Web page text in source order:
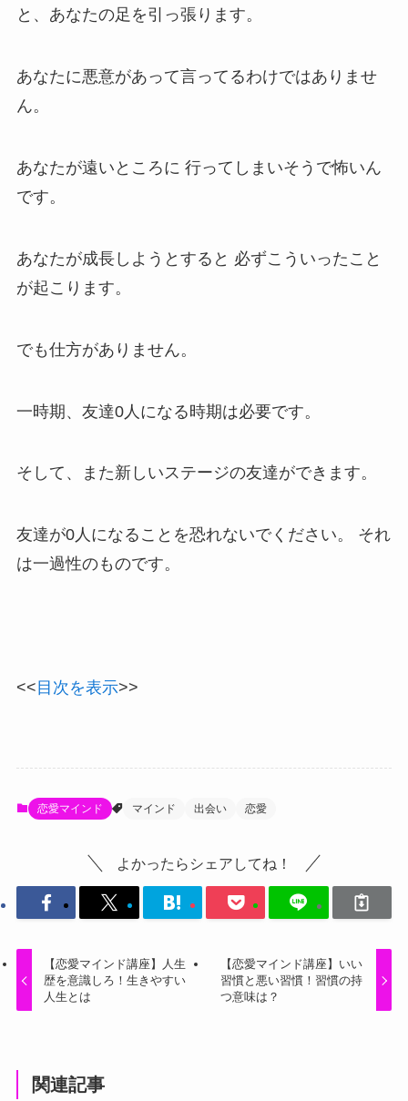
と、あなたの足を引っ張ります。
あなたに悪意があって言ってるわけではありませ
ん。
あなたが遠いところに 行ってしまいそうで怖いん
です。
あなたが成長しようとすると 必ずこういったこと
が起こります。
でも仕方がありません。
一時期、友達0人になる時期は必要です。
そして、また新しいステージの友達ができます。
友達が0人になることを恐れないでください。 それ
は一過性のものです。
<<目次を表示>>
恋愛マインド マインド 出会い 恋愛
よかったらシェアしてね！
【恋愛マインド講座】人生
歴を意識しろ！生きやすい
人生とは
【恋愛マインド講座】いい
習慣と悪い習慣！習慣の持
つ意味は？
関連記事